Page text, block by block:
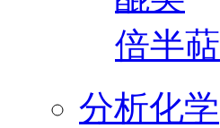
倍半萜
分析化学